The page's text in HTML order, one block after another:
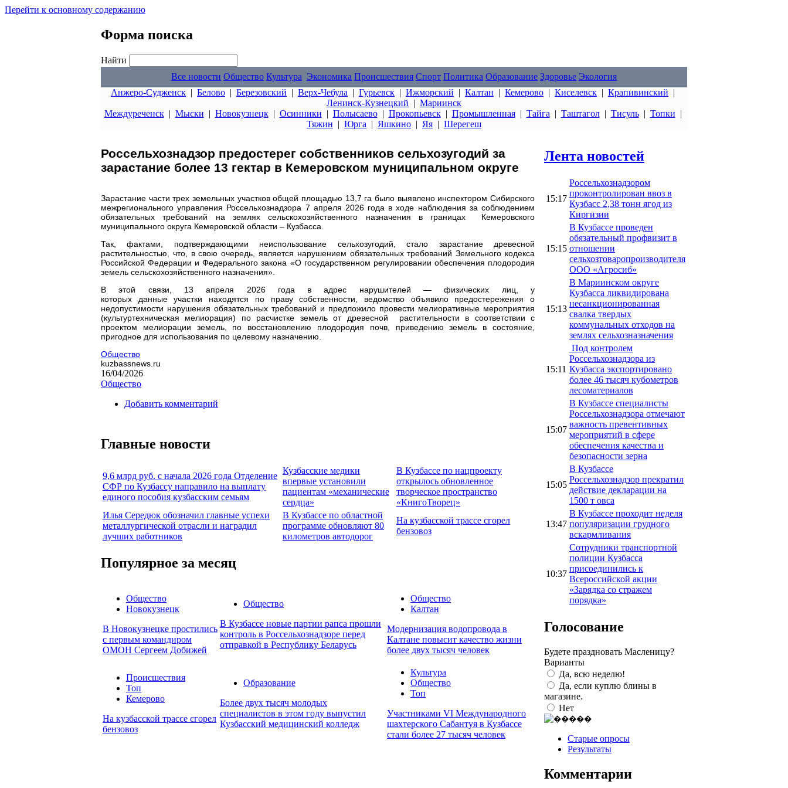
Перейти к основному содержанию
Форма поиска
Найти
Все новости Общество Культура Экономика Происшествия Спорт Политика Образование Здоровье Экология
Анжеро-Судженск | Белово | Березовский | Верх-Чебула | Гурьевск | Ижморский | Калтан | Кемерово | Киселевск | Крапивинский |
Ленинск-Кузнецкий | Мариинск
Междуреченск| Мыски | Новокузнецк| Осинники | Полысаево| Прокопьевск| Промышленная| Тайга | Таштагол| Тисуль| Топки |
Тяжин | Юрга | Яшкино | Яя | Шерегеш
Россельхознадзор предостерег собственников сельхозугодий за
зарастание более 13 гектар в Кемеровском муниципальном округе
Зарастание части трех земельных участков общей площадью 13,7 га было выявлено инспектором Сибирского
межрегионального управления Россельхознадзора 7 апреля 2026 года в ходе наблюдения за соблюдением
обязательных требований на землях сельскохозяйственного назначения в границах Кемеровского
муниципального округа Кемеровской области – Кузбасса.
Так, фактами, подтверждающими неиспользование сельхозугодий, стало зарастание древесной
растительностью, что, в свою очередь, является нарушением обязательных требований Земельного кодекса
Российской Федерации и Федерального закона «О государственном регулировании обеспечения плодородия
земель сельскохозяйственного назначения».
В этой связи, 13 апреля 2026 года в адрес нарушителей — физических лиц, у
которых данные участки находятся по праву собственности, ведомство объявило предостережения о
недопустимости нарушения обязательных требований и предложило провести мелиоративные мероприятия
(культуртехническая мелиорация) по расчистке земель от древесной растительности в соответствии с
проектом мелиорации земель, по восстановлению плодородия почв, приведению земель в состояние,
пригодное для использования по целевому назначению.
Общество
kuzbassnews.ru
16/04/2026
Общество
Добавить комментарий
Главные новости
9,6 млрд руб. с начала 2026 года Отделение
СФР по Кузбассу направило на выплату
единого пособия кузбасским семьям
Кузбасские медики
впервые установили
пациентам «механические
сердца»
В Кузбассе по нацпроекту
открылось обновленное
творческое пространство
«КнигоТворец»
Илья Середюк обозначил главные успехи
металлургической отрасли и наградил
лучших работников
В Кузбассе по областной
программе обновляют 80
километров автодорог
На кузбасской трассе сгорел
бензовоз
Популярное за месяц
Общество
Новокузнецк
В Новокузнецке простились
с первым командиром
ОМОН Сергеем Добижей
Общество
В Кузбассе новые партии рапса прошли
контроль в Россельхознадзоре перед
отправкой в Республику Беларусь
Общество
Калтан
Модернизация водопровода в
Калтане повысит качество жизни
более двух тысяч человек
Происшествия
Топ
Кемерово
На кузбасской трассе сгорел
бензовоз
Образование
Более двух тысяч молодых
специалистов в этом году выпустил
Кузбасский медицинский колледж
Культура
Общество
Топ
Участниками VI Международного
шахтерского Сабантуя в Кузбассе
стали более 27 тысяч человек
Лента новостей
15:17
Россельхознадзором
проконтролирован ввоз в
Кузбасс 2,38 тонн ягод из
Киргизии
15:15
В Кузбассе проведен
обязательный профвизит в
отношении
сельхозтоваропроизводителя
ООО «Агросиб»
15:13
В Мариинском округе
Кузбасса ликвидирована
несанкционированная
свалка твердых
коммунальных отходов на
землях сельхозназначения
15:11
Под контролем
Россельхознадзора из
Кузбасса экспортировано
более 46 тысяч кубометров
лесоматериалов
15:07
В Кузбассе специалисты
Россельхознадзора отмечают
важность превентивных
мероприятий в сфере
обеспечения качества и
безопасности зерна
15:05
В Кузбассе
Россельхознадзор прекратил
действие декларации на
1500 т овса
13:47
В Кузбассе проходит неделя
популяризации грудного
вскармливания
10:37
Сотрудники транспортной
полиции Кузбасса
присоединились к
Всероссийской акции
«Зарядка со стражем
порядка»
Голосование
Будете праздновать Масленицу?
Варианты
Да, всю неделю!
Да, если куплю блины в
магазине.
Нет
Старые опросы
Результаты
Комментарии